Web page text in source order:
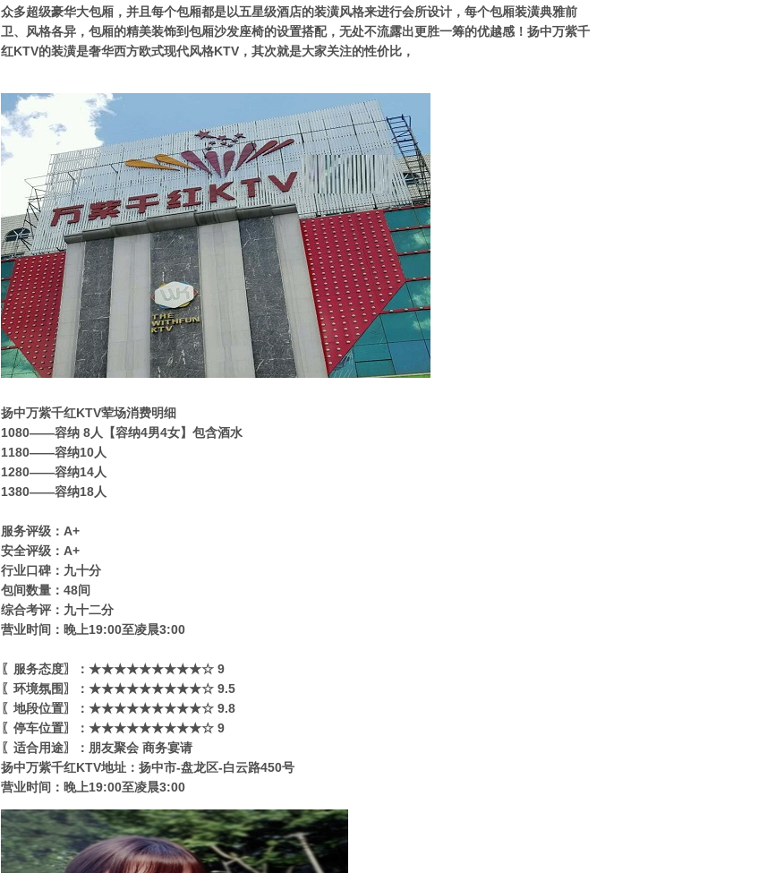
众多超级豪华大包厢，并且每个包厢都是以五星级酒店的装潢风格来进行会所设计，每个包厢装潢典雅前
卫、风格各异，包厢的精美装饰到包厢沙发座椅的设置搭配，无处不流露出更胜一筹的优越感！扬中万紫千
红KTV的装潢是奢华西方欧式现代风格KTV，其次就是大家关注的性价比，
扬中万紫千红KTV荤场消费明细
1080——容纳 8人【容纳4男4女】包含酒水
1180——容纳10人
1280——容纳14人
1380——容纳18人
服务评级：A+
安全评级：A+
行业口碑：九十分
包间数量：48间
综合考评：九十二分
营业时间：晚上19:00至凌晨3:00
〖服务态度〗：★★★★★★★★★☆ 9
〖环境氛围〗：★★★★★★★★★☆ 9.5
〖地段位置〗：★★★★★★★★★☆ 9.8
〖停车位置〗：★★★★★★★★★☆ 9
〖适合用途〗：朋友聚会 商务宴请
扬中万紫千红KTV地址：扬中市-盘龙区-白云路450号
营业时间：晚上19:00至凌晨3:00